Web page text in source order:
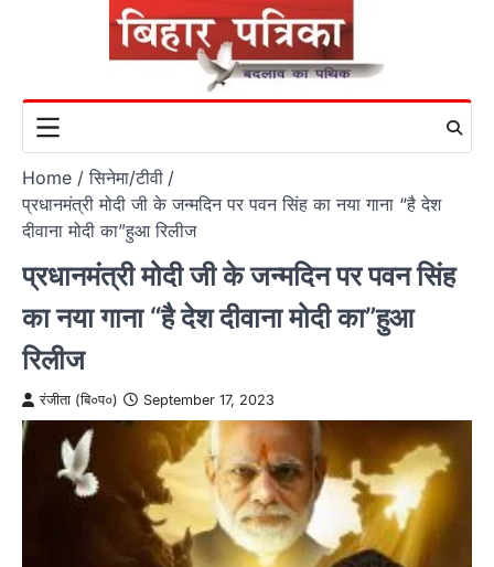
Home
सिनेमा/टीवी
प्रधानमंत्री मोदी जी के जन्मदिन पर पवन सिंह का नया गाना “है देश
दीवाना मोदी का”हुआ रिलीज
प्रधानमंत्री मोदी जी के जन्मदिन पर पवन सिंह
का नया गाना “है देश दीवाना मोदी का”हुआ
रिलीज
रंजीता (बि०प०) September 17, 2023